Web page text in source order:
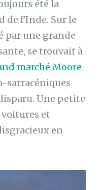
été la
de l’Inde. Sur le
par une grande
se trouvait à
marché Moore
sarracéniques
Une petite
et
en